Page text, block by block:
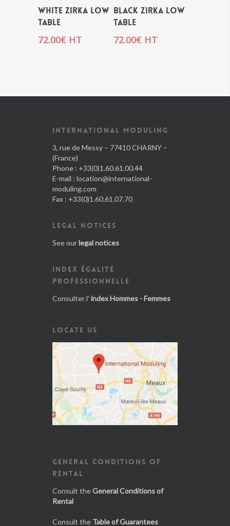
WHITE ZIRKA LOW
TABLE
72.00€ HT
BLACK ZIRKA LOW
TABLE
72.00€ HT
INTERNATIONAL MODULING
3, rue de Messy – 77410 CHARNY –
(France)
Phone : +33(0)1.60.61.00.44
E-mail : location@international-
moduling.com
Fax : +33(0)1.60.61.07.70
LEGAL NOTICES
See ourlegal notices
INDEX ÉGALITÉ
PROFESSIONNELLE
Consulter l' index Hommes - Femmes
LOCATE US
GENERAL CONDITIONS OF
RENTAL
Consult theGeneral Conditions of
Rental
Consult the Table of Guarantees